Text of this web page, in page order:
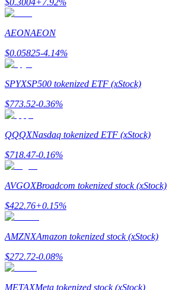
邀请好友
邀請朋友獲得現金獎勵
充值CASHCAT & 赢取
$0.3004+7.92%
AEONAEON
$0.05825-4.14%
SPYXSP500 tokenized ETF (xStock)
$773.52-0.36%
QQQXNasdaq tokenized ETF (xStock)
$718.47-0.16%
AVGOXBroadcom tokenized stock (xStock)
$422.76+0.15%
AMZNXAmazon tokenized stock (xStock)
$272.72-0.08%
METAXMeta tokenized stock (xStock)